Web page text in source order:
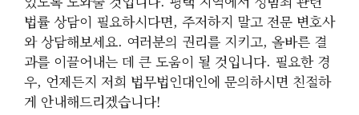
법률 상담이 필요하시다면, 주저하지 말고 전문 변호사
와 상담해보세요. 여러분의 권리를 지키고, 올바른 결
과를 이끌어내는 데 큰 도움이 될 것입니다. 필요한 경
우, 언제든지 저희 법무법인대인에 문의하시면 친절하
게 안내해드리겠습니다!